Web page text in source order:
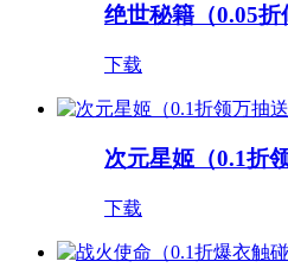
绝世秘籍（0.05折
下载
次元星姬（0.1折
下载